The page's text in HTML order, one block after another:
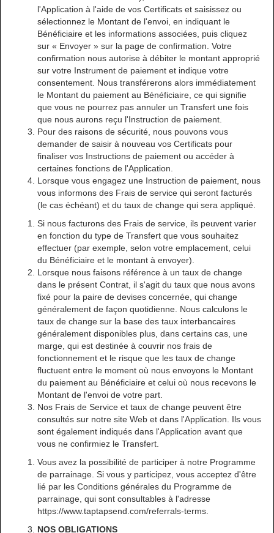
l'Application à l'aide de vos Certificats et saisissez ou
sélectionnez le Montant de l'envoi, en indiquant le
Bénéficiaire et les informations associées, puis cliquez
sur « Envoyer » sur la page de confirmation. Votre
confirmation nous autorise à débiter le montant approprié
sur votre Instrument de paiement et indique votre
consentement. Nous transférerons alors immédiatement
le Montant du paiement au Bénéficiaire, ce qui signifie
que vous ne pourrez pas annuler un Transfert une fois
que nous aurons reçu l'Instruction de paiement.
Pour des raisons de sécurité, nous pouvons vous
demander de saisir à nouveau vos Certificats pour
finaliser vos Instructions de paiement ou accéder à
certaines fonctions de l'Application.
Lorsque vous engagez une Instruction de paiement, nous
vous informons des Frais de service qui seront facturés
(le cas échéant) et du taux de change qui sera appliqué.
Si nous facturons des Frais de service, ils peuvent varier
en fonction du type de Transfert que vous souhaitez
effectuer (par exemple, selon votre emplacement, celui
du Bénéficiaire et le montant à envoyer).
Lorsque nous faisons référence à un taux de change
dans le présent Contrat, il s'agit du taux que nous avons
fixé pour la paire de devises concernée, qui change
généralement de façon quotidienne. Nous calculons le
taux de change sur la base des taux interbancaires
généralement disponibles plus, dans certains cas, une
marge, qui est destinée à couvrir nos frais de
fonctionnement et le risque que les taux de change
fluctuent entre le moment où nous envoyons le Montant
du paiement au Bénéficiaire et celui où nous recevons le
Montant de l'envoi de votre part.
Nos Frais de Service et taux de change peuvent être
consultés sur notre site Web et dans l'Application. Ils vous
sont également indiqués dans l'Application avant que
vous ne confirmiez le Transfert.
Vous avez la possibilité de participer à notre Programme
de parrainage. Si vous y participez, vous acceptez d'être
lié par les Conditions générales du Programme de
parrainage, qui sont consultables à l'adresse
https://www.taptapsend.com/referrals-terms.
NOS OBLIGATIONS